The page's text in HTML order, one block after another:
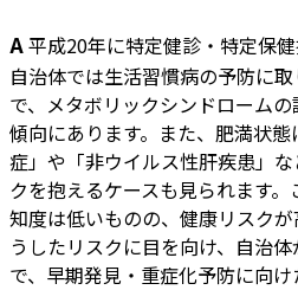
A平成20年に特定健診・特定保
自治体では生活習慣病の予防に
で、メタボリックシンドローム
傾向にあります。また、肥満状
症」や「非ウイルス性肝疾患」
クを抱えるケースも見られます
知度は低いものの、健康リスク
うしたリスクに目を向け、自治
で、早期発見・重症化予防に向け